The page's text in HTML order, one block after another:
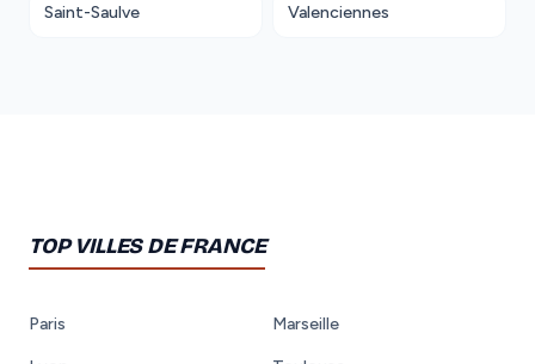
Saint-Saulve Valenciennes
TOP VILLES DE FRANCE
Paris Marseille